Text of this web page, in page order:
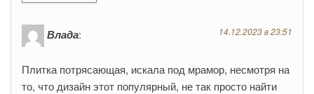
Влада: 14.12.2023 в 23:51
Плитка потрясающая, искала под мрамор, несмотря на
то, что дизайн этот популярный, не так просто найти